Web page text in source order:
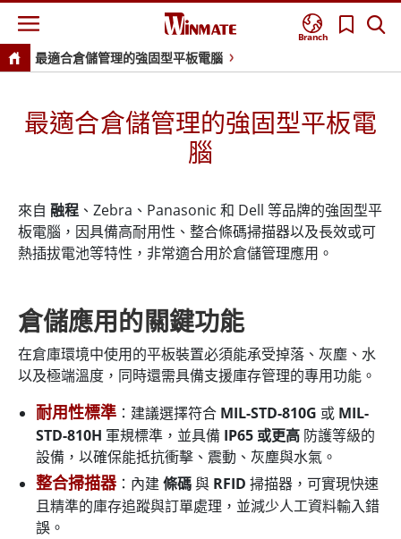
Branch
最適合倉儲管理的強固型平板電腦
最適合倉儲管理的強固型平板電
腦
來自 融程 、Zebra、Panasonic 和 Dell 等品牌的強固型平
板電腦，因具備高耐用性、整合條碼掃描器以及長效或可
熱插拔電池等特性，非常適合用於倉儲管理應用。
倉儲應用的關鍵功能
在倉庫環境中使用的平板裝置必須能承受掉落、灰塵、水
以及極端溫度，同時還需具備支援庫存管理的專用功能。
耐用性標準 ：建議選擇符合 MIL-STD-810G 或 MIL-
STD-810H 軍規標準，並具備 IP65 或更高 防護等級的
設備，以確保能抵抗衝擊、震動、灰塵與水氣。
整合掃描器 ：內建條碼與 RFID 掃描器，可實現快速
且精準的庫存追蹤與訂單處理，並減少人工資料輸入錯
誤。